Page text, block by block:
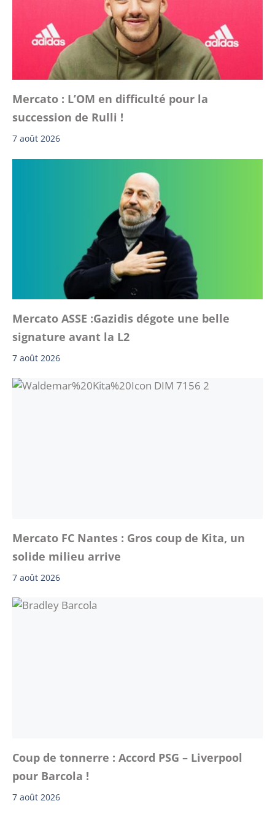
Mercato : L’OM en difficulté pour la
succession de Rulli !
7 août 2026
Mercato ASSE :Gazidis dégote une belle
signature avant la L2
7 août 2026
Mercato FC Nantes : Gros coup de Kita, un
solide milieu arrive
7 août 2026
Coup de tonnerre : Accord PSG – Liverpool
pour Barcola !
7 août 2026